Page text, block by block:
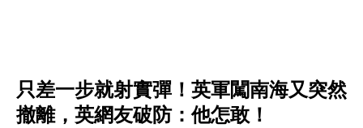
只差一步就射實彈！英軍闖南海又突然
撤離，英網友破防：他怎敢！